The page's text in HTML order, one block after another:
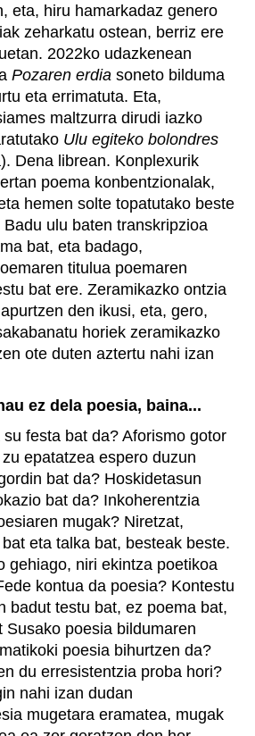
eta, hiru hamarkadaz genero
zeharkatu ostean, berriz ere
2022ko udazkenean
Pozaren erdia soneto bilduma
eta errimatuta. Eta,
maltzurra dirudi iazko
Ulu egiteko bolondres
Dena librean. Konplexurik
poema konbentzionalak,
hemen solte topatutako beste
ulu baten transkripzioa
bat, eta badago,
titulua poemaren
bat ere. Zeramikazko ontzia
den ikusi, eta, gero,
horiek zeramikazko
ote duten aztertu nahi izan
ez dela poesia, baina...
festa bat da? Aforismo gotor
epatatzea espero duzun
bat da? Hoskidetasun
bat da? Inkoherentzia
mugak? Niretzat,
eta talka bat, besteak beste.
gehiago, niri ekintza poetikoa
kontua da poesia? Kontestu
badut testu bat, ez poema bat,
Susako poesia bildumaren
poesia bihurtzen da?
du erresistentzia proba hori?
nahi izan dudan
mugetara eramatea, mugak